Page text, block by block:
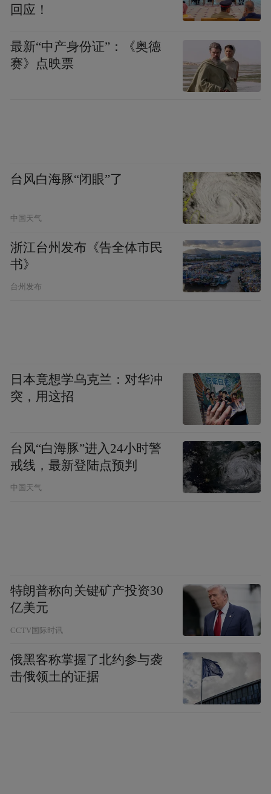
回应！
最新“中产身份证”：《奥德
赛》点映票
台风白海豚“闭眼”了
中国天气
浙江台州发布《告全体市民
书》
台州发布
日本竟想学乌克兰：对华冲
突，用这招
台风“白海豚”进入24小时警
戒线，最新登陆点预判
中国天气
特朗普称向关键矿产投资30
亿美元
CCTV国际时讯
俄黑客称掌握了北约参与袭
击俄领土的证据